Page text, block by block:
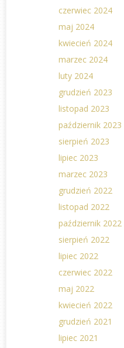
czerwiec 2024
maj 2024
kwiecień 2024
marzec 2024
luty 2024
grudzień 2023
listopad 2023
październik 2023
sierpień 2023
lipiec 2023
marzec 2023
grudzień 2022
listopad 2022
październik 2022
sierpień 2022
lipiec 2022
czerwiec 2022
maj 2022
kwiecień 2022
grudzień 2021
lipiec 2021